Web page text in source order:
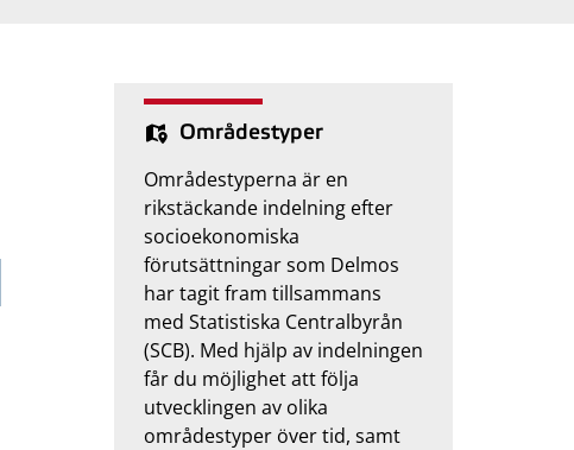
Områdestyper
Områdestyperna är en
rikstäckande indelning efter
socioekonomiska
förutsättningar som Delmos
har tagit fram tillsammans
med Statistiska Centralbyrån
(SCB). Med hjälp av indelningen
får du möjlighet att följa
utvecklingen av olika
områdestyper över tid, samt